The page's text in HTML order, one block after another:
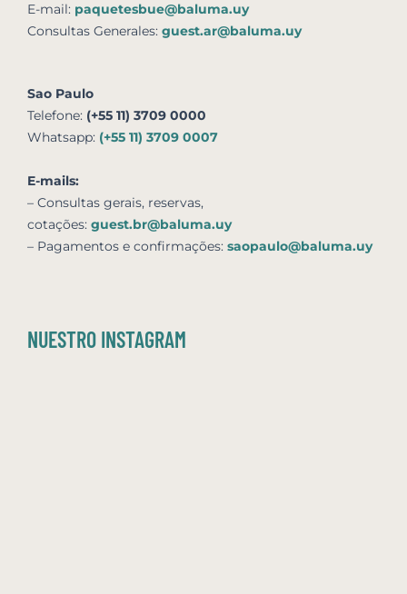
E-mail: paquetesbue@baluma.uy
Consultas Generales: guest.ar@baluma.uy
Sao Paulo
Telefone: (+55 11) 3709 0000
Whatsapp: (+55 11) 3709 0007
E-mails:
– Consultas gerais, reservas,
cotações: guest.br@baluma.uy
– Pagamentos e confirmações: saopaulo@baluma.uy
NUESTRO INSTAGRAM